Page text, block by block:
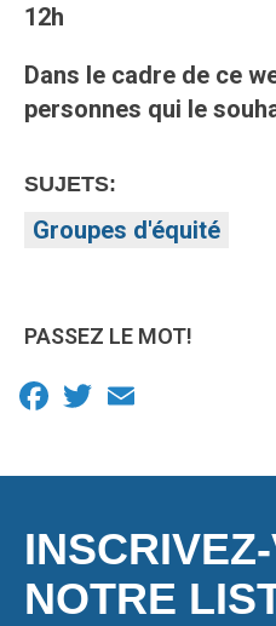
12h
Dans le cadre de ce
personnes qui le
SUJETS:
Groupes d'équité
PASSEZ LE MOT!
Facebook
Twitter
NOTRE